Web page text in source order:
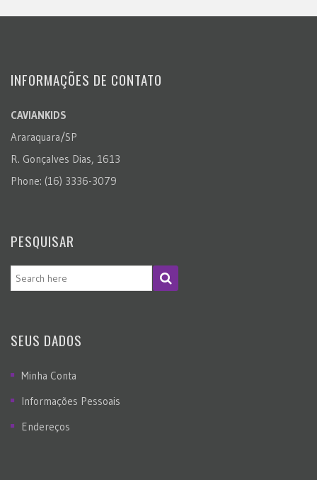
INFORMAÇÕES DE CONTATO
CAVIANKIDS
Araraquara/SP
R. Gonçalves Dias, 1613
Phone: (16) 3336-3079
PESQUISAR
SEUS DADOS
Minha Conta
Informações Pessoais
Endereços